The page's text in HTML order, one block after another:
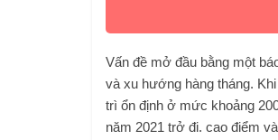
Vấn đề mở đầu bằng một
và xu hướng hàng tháng.
trì ổn định ở mức khoảng
năm 2021 trở đi. cao điểm